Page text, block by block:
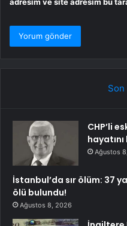
Son
CHP’li
Ağustos
İstanbul’da sır ölüm: 37
ölü bulundu!
Ağustos 8, 2026